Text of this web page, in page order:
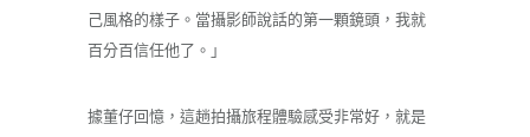
己風格的樣子。當攝影師說話的第一顆鏡頭，我就
百分百信任他了。」
據董仔回憶，這趟拍攝旅程體驗感受非常好，就是